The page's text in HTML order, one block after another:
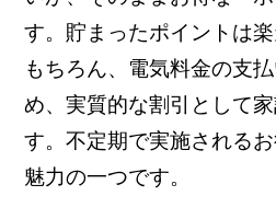
す。貯まったポイントは
もちろん、電気料金の支
め、実質的な割引として
す。不定期で実施される
魅力の一つです。